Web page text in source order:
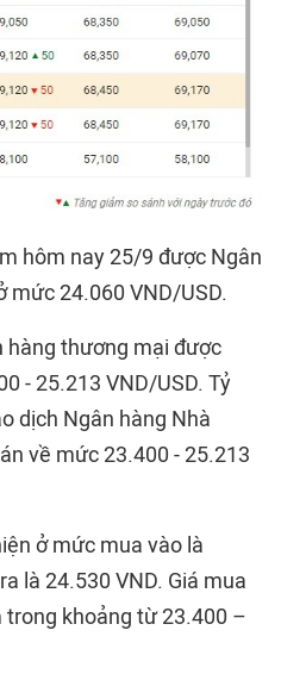
hôm nay 25/9 được Ngân
mức 24.060 VND/USD.
hàng thương mại được
- 25.213 VND/USD. Tỷ
dịch Ngân hàng Nhà
về mức 23.400 - 25.213
ở mức mua vào là
là 24.530 VND. Giá mua
trong khoảng từ 23.400 –